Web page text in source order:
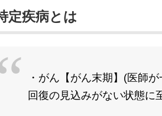
定疾病とは
・がん【がん末期】(医師
回復の見込みがない状態に